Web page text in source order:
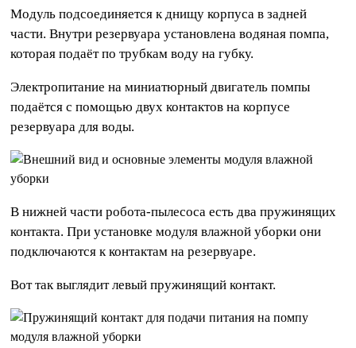
Модуль подсоединяется к днищу корпуса в задней
части. Внутри резервуара установлена водяная помпа,
которая подаёт по трубкам воду на губку.
Электропитание на миниатюрный двигатель помпы
подаётся с помощью двух контактов на корпусе
резервуара для воды.
В нижней части робота-пылесоса есть два пружинящих
контакта. При установке модуля влажной уборки они
подключаются к контактам на резервуаре.
Вот так выглядит левый пружинящий контакт.